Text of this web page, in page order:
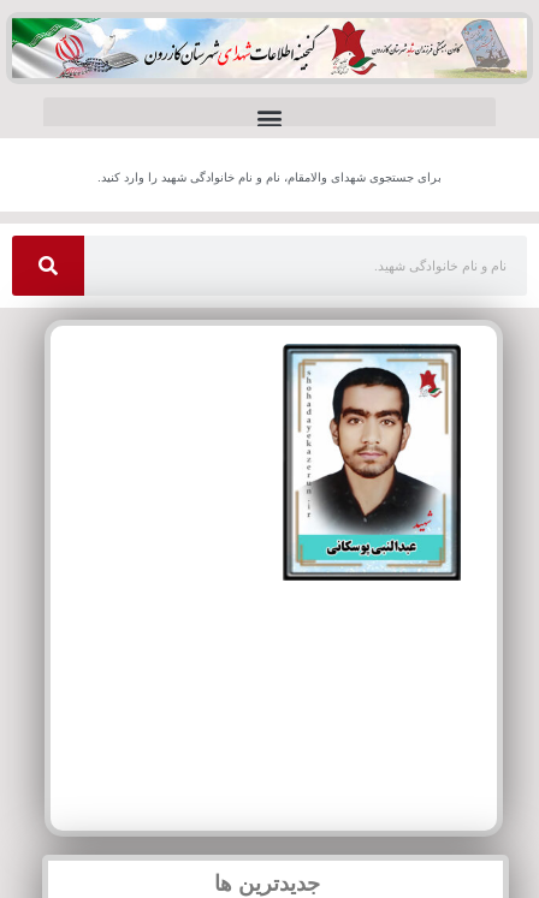
برای جستجوی شهدای والامقام، نام و نام خانوادگی شهید را وارد کنید.
جدیدترین ها